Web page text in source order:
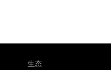
生态